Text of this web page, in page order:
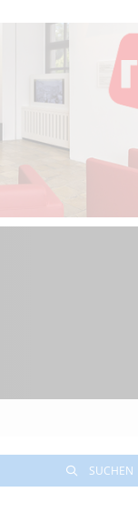
SUCHEN